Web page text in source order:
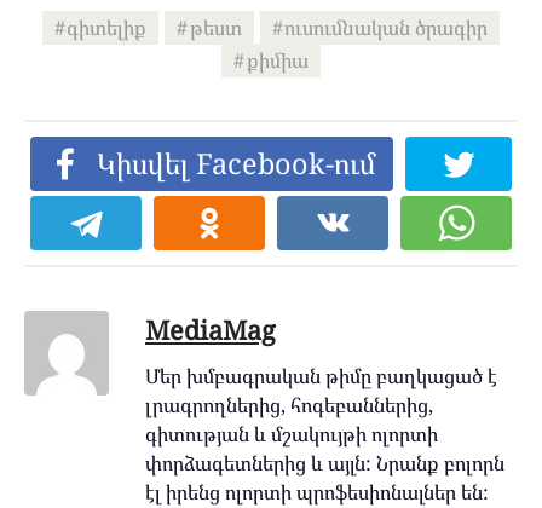
գիտելիք թեստ
ուսումնական ծրագիր
քիմիա
Կիսվել Facebook-ում
MediaMag
Մեր խմբագրական թիմը բաղկացած է
լրագրողներից, հոգեբաններից,
գիտության և մշակույթի ոլորտի
փորձագետներից և այլն: Նրանք բոլորն
էլ իրենց ոլորտի պրոֆեսիոնալներ են: